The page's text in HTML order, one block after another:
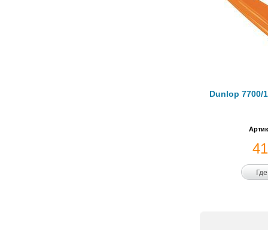
Dunlop 7700/